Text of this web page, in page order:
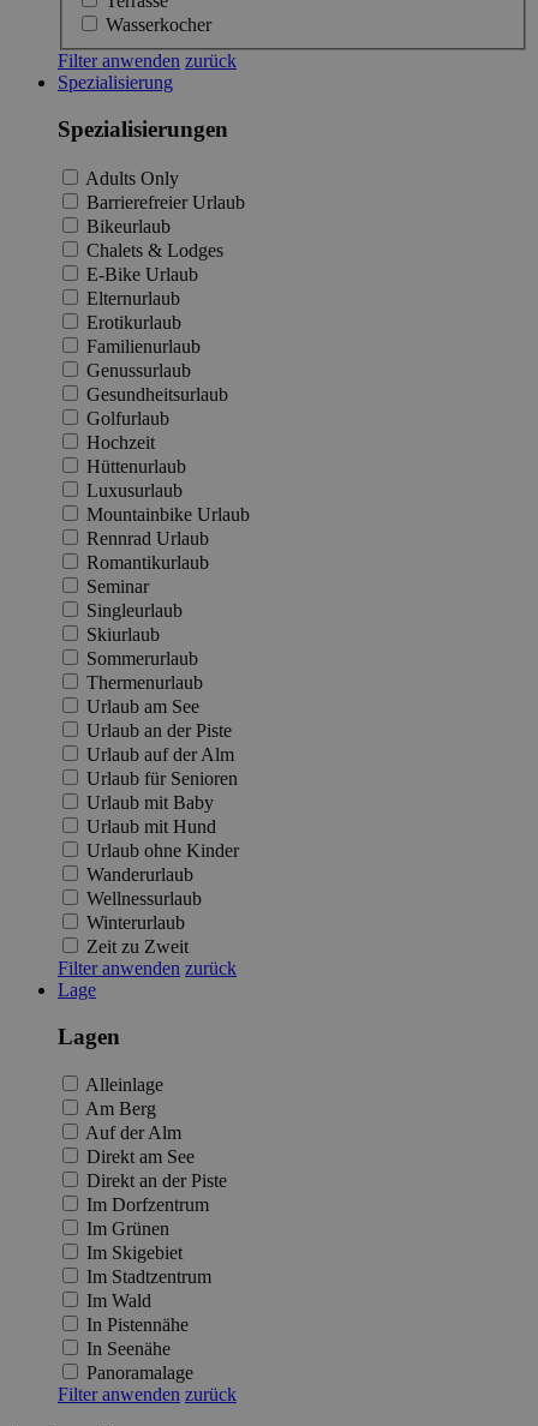
Wasserkocher
Filter anwenden zurück
Spezialisierung
Spezialisierungen
Adults Only
Barrierefreier Urlaub
Bikeurlaub
Chalets & Lodges
E-Bike Urlaub
Elternurlaub
Erotikurlaub
Familienurlaub
Genussurlaub
Gesundheitsurlaub
Golfurlaub
Hochzeit
Hüttenurlaub
Luxusurlaub
Mountainbike Urlaub
Rennrad Urlaub
Romantikurlaub
Seminar
Singleurlaub
Skiurlaub
Sommerurlaub
Thermenurlaub
Urlaub am See
Urlaub an der Piste
Urlaub auf der Alm
Urlaub für Senioren
Urlaub mit Baby
Urlaub mit Hund
Urlaub ohne Kinder
Wanderurlaub
Wellnessurlaub
Winterurlaub
Zeit zu Zweit
Filter anwenden zurück
Lage
Lagen
Alleinlage
Am Berg
Auf der Alm
Direkt am See
Direkt an der Piste
Im Dorfzentrum
Im Grünen
Im Skigebiet
Im Stadtzentrum
Im Wald
In Pistennähe
In Seenähe
Panoramalage
Filter anwenden zurück